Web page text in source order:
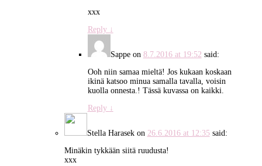
xxx
Reply ↓
Sappeon 8.7.2016 at 19:52 said:
Ooh niin samaa mieltä! Jos kukaan koskaan
ikinä katsoo minua samalla tavalla, voisin
kuolla onnesta.! Tässä kuvassa on kaikki.
Reply ↓
Stella Harasekon 26.6.2016 at 12:35 said:
Minäkin tykkään siitä ruudusta!
xxx